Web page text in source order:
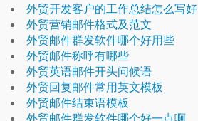
外贸开发客户的工作总结怎么写好
外贸营销邮件格式及范文
外贸邮件群发软件哪个好用些
外贸邮件称呼有哪些
外贸英语邮件开头问候语
外贸回复邮件常用英文模板
外贸邮件结束语模板
外贸邮件群发软件哪个好一点啊